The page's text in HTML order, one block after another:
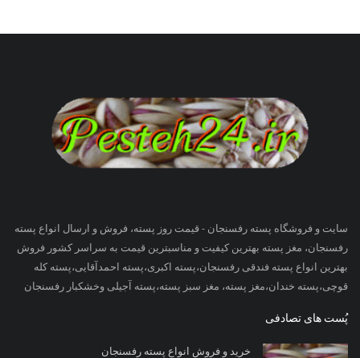
سایت و فروشگاه پسته رفسنجان - قیمت روز پسته، فروش و ارسال انواع پسته
رفسنجان، مغز پسته بهترین کیفیت و مناسبترین قیمت به سراسر کشور فروش
بهترین انواع پسته فندقی رفسنجان،پسته اکبری،پسته احمدآقایی،پسته کله
قوچی،پسته خندان،مغز پسته، مغز سبز پسته،پسته آجیلی وخشکبار رفسنجان
پُست های تصادفی
خرید و فروش انواع پسته رفسنجان